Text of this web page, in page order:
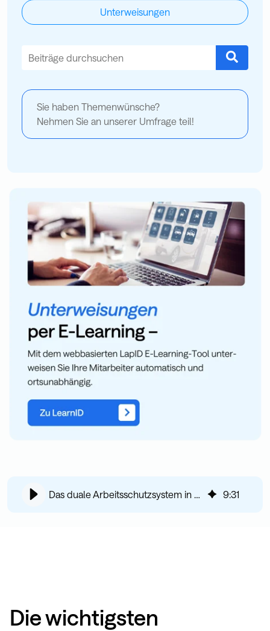
Unterweisungen
Dies ist ein Suchfeld mit einer automatischen
Sie haben Themenwünsche?
Nehmen Sie an unserer Umfrage teil!
Das duale Arbeitsschutzsystem in Deutschland 9:31
Die wichtigsten